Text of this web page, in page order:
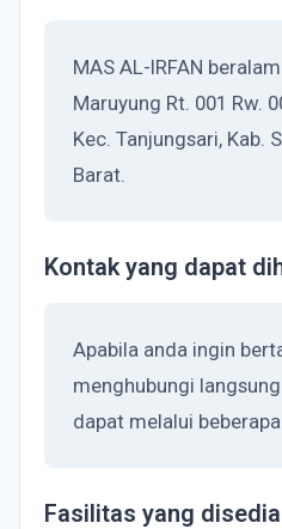
MAS AL-IRFAN
Maruyung Rt. 001 Rw.
Kec. Tanjungsari, Kab.
Barat.
Kontak yang dapat
Apabila anda ingin
menghubungi langsung
dapat melalui
Fasilitas yang